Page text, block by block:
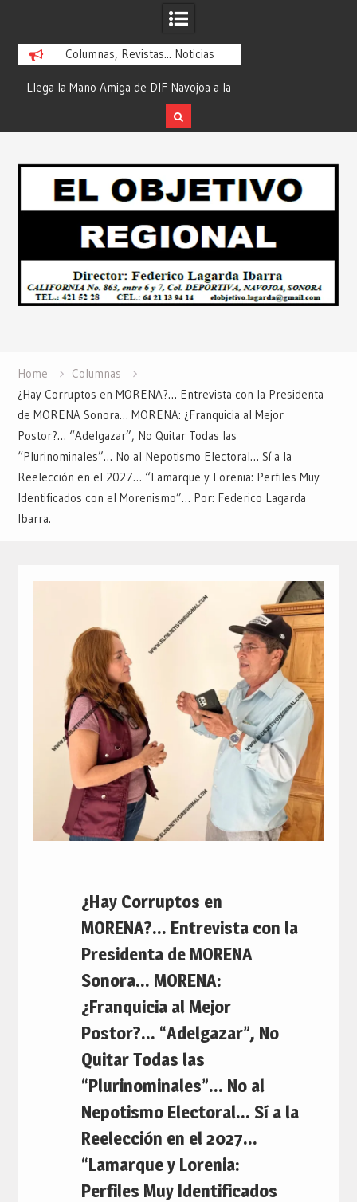
Columnas, Revistas... Noticias
Llega la Mano Amiga de DIF Navojoa a la
Ampliación Beltrones con la Feria de
Servicios… Desde: Redacción “El
Redacción “El
Home
Columnas
¿Hay Corruptos en MORENA?… Entrevista con la Presidenta
de MORENA Sonora… MORENA: ¿Franquicia al Mejor
Postor?… “Adelgazar”, No Quitar Todas las
“Plurinominales”… No al Nepotismo Electoral… Sí a la
Reelección en el 2027… “Lamarque y Lorenia: Perfiles Muy
Identificados con el Morenismo”… Por: Federico Lagarda
Ibarra.
¿Hay Corruptos en
MORENA?… Entrevista con la
Presidenta de MORENA
Sonora… MORENA:
¿Franquicia al Mejor
Postor?… “Adelgazar”, No
Quitar Todas las
“Plurinominales”… No al
Nepotismo Electoral… Sí a la
Reelección en el 2027…
“Lamarque y Lorenia:
Perfiles Muy Identificados